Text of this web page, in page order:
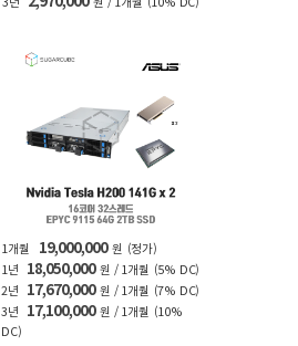
3년
원 / 1개월 (10% DC)
1개월 19,000,000 원
(정가)
1년
18,050,000 원 / 1개월
(5% DC)
2년
17,670,000 원 / 1개월
(7% DC)
3년
17,100,000 원 / 1개월
(10%
DC)